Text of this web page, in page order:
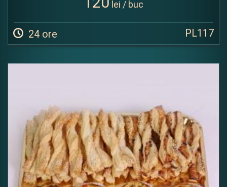
lei / buc
24 ore PL117